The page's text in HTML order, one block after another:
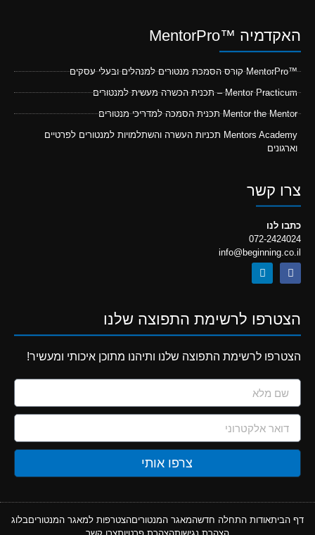
האקדמיה ™MentorPro
™MentorPro קורס הסמכת מנטורים למנהלים ובעלי עסקים
Mentor Practicum – תכנית הכשרה מעשית למנטורים
Mentor the Mentor תכנית הסמכה למדריכי מנטורים
Mentors Academy תכניות העשרה והשתלמויות למנטורים לפרטיים
וארגונים
צרו קשר
כתבו לנו
072-2424024
info@beginning.co.il
הצטרפו לרשימת התפוצה שלנו
הצטרפו לרשימת התפוצה שלנו ותיהנו מתוכן איכותי ומעשיר!
צרפו אותי
דף הביתאודות התחלה חדשהמאגר המנטוריםהצטרפות למאגר המנטוריםבלוג